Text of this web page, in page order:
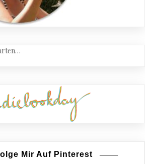
Mir Auf Pinterest